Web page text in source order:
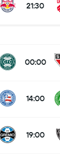
21:30
00:00
14:00
19:00